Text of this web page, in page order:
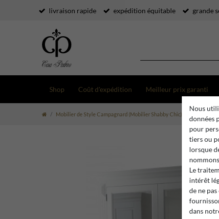
livraison rapide expédition équitable grande
Shop Coût d'expédition Meilleur prix garanti
Mobilier de Style Campagnard (Mobilier Shabby Chic)
Nous
données
pour
tiers ou
lorsque
Le
intérêt
de ne
dans